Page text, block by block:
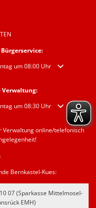
auszublenden
um 08:00 Uhr
Schließzeiten auszublenden
um 08:30 Uhr
Verwaltung online/telefonisch
Bernkastel-Kues:
07‍(Sparkasse Mittelmosel-
EMH)